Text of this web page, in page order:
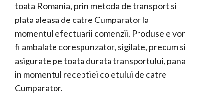
toata Romania, prin metoda de transport si
plata aleasa de catre Cumparator la
momentul efectuarii comenzii. Produsele vor
fi ambalate corespunzator, sigilate, precum si
asigurate pe toata durata transportului, pana
in momentul receptiei coletului de catre
Cumparator.